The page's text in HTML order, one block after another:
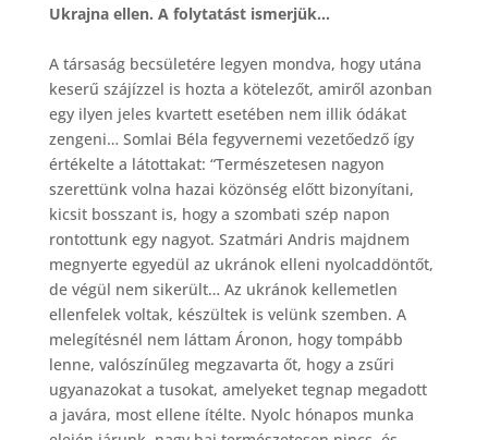
Ukrajna ellen. A folytatást ismerjük…
A társaság becsületére legyen mondva, hogy utána
keserű szájízzel is hozta a kötelezőt, amiről azonban
egy ilyen jeles kvartett esetében nem illik ódákat
zengeni… Somlai Béla fegyvernemi vezetőedző így
értékelte a látottakat: “Természetesen nagyon
szerettünk volna hazai közönség előtt bizonyítani,
kicsit bosszant is, hogy a szombati szép napon
rontottunk egy nagyot. Szatmári Andris majdnem
megnyerte egyedül az ukránok elleni nyolcaddöntőt,
de végül nem sikerült… Az ukránok kellemetlen
ellenfelek voltak, készültek is velünk szemben. A
melegítésnél nem láttam Áronon, hogy tompább
lenne, valószínűleg megzavarta őt, hogy a zsűri
ugyanazokat a tusokat, amelyeket tegnap megadott
a javára, most ellene ítélte. Nyolc hónapos munka